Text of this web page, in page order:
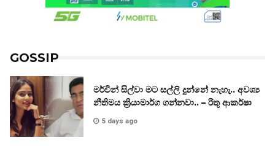
GOSSIP
මර්වින් සිල්වා මට සල්ලි දුන්නේ නැහැ.. අවශ්‍ය
නීතිමය ක්‍රියාමාර්ග ගන්නවා.. – රිතූ ආකර්ෂා
5 days ago